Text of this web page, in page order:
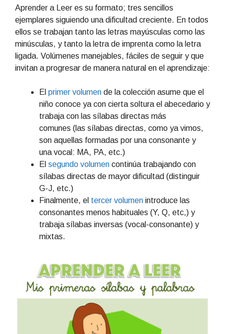
Aprender a Leer es su formato; tres sencillos
ejemplares siguiendo una dificultad creciente. En todos
ellos se trabajan tanto las letras mayúsculas como las
minúsculas, y tanto la letra de imprenta como la letra
ligada. Volúmenes manejables, fáciles de seguir y que
invitan a progresar de manera natural en el aprendizaje:
El primer volumen de la colección asume que el
niño conoce ya con cierta soltura el abecedario y
trabaja con las sílabas directas más
comunes (las sílabas directas, como ya vimos,
son aquellas formadas por una consonante y
una vocal: MA, PA, etc.)
El segundo volumen continúa trabajando con
sílabas directas de mayor dificultad (distinguir
G-J, etc.)
Finalmente, el tercer volumen introduce las
consonantes menos habituales (Y, Q, etc,) y
trabaja sílabas inversas (vocal-consonante) y
mixtas.